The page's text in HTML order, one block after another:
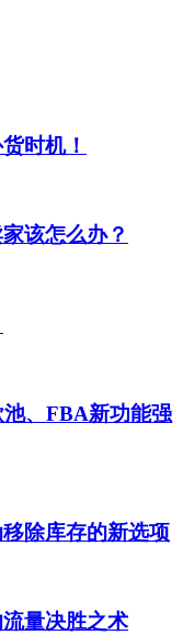
时机！
该怎么办？
、FBA新功能强
除库存的新选项
量决胜之术